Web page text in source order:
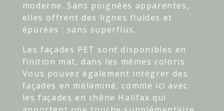
moderne. Sans poignées apparentes,
elles offrent des lignes fluides et
épurées : sans superflus.
Les façades PET sont disponibles en
finition mat, dans les mêmes coloris.
Vous pouvez également intégrer des
façades en mélaminé, comme ici avec
les façades en chêne Halifax qui